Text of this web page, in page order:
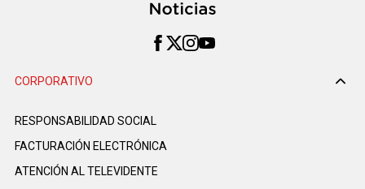
CORPORATIVO
RESPONSABILIDAD SOCIAL
FACTURACIÓN ELECTRÓNICA
ATENCIÓN AL TELEVIDENTE